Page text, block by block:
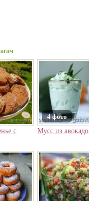
с
4 фото
Мусс из авокадо